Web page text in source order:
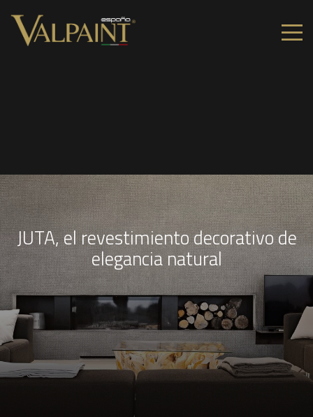
JUTA, el revestimiento decorativo de
elegancia natural